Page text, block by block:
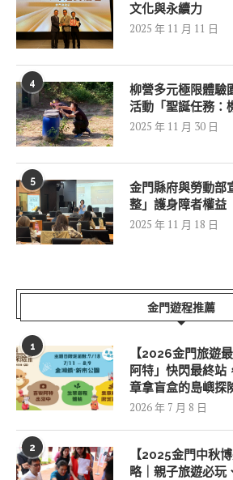
文化與永續力
2025 年 11 月 11 日
4
柳營多元極限體驗
活動「聖誕任務：
2025 年 11 月 30 日
5
金門縣府與勞動部
整」護身障者權益
2025 年 11 月 18 日
金門遊程推薦
1
【2026金門旅遊
阿特」快閃最終站
章拿盲盒的島嶼探
2026 年 7 月 8 日
2
【2025金門中秋
略｜親子旅遊必玩